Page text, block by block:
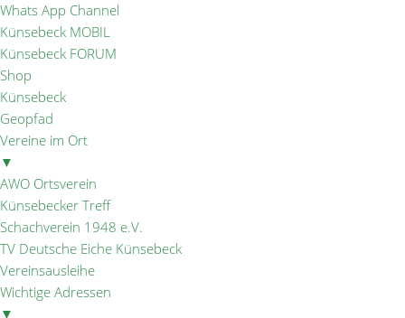
Whats App Channel
Künsebeck MOBIL
Künsebeck FORUM
Shop
Künsebeck
Geopfad
Vereine im Ort
▼
AWO Ortsverein
Künsebecker Treff
Schachverein 1948 e.V.
TV Deutsche Eiche Künsebeck
Vereinsausleihe
Wichtige Adressen
▼